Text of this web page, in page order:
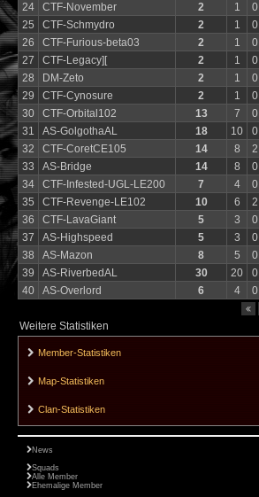
24
CTF-November 2 1 0
25
CTF-Schmydro 2 1 0
26
CTF-Furious-beta03 2 1 0
27
CTF-Legacy][ 2 1 0
28
DM-Zeto 2 1 0
29
CTF-Cynosure 2 1 0
30
CTF-Orbital102 13 7 0
31
AS-GolgothaAL 18 10 0
32
CTF-CoretCE105 14 8 2
33
AS-Bridge 14 8 0
34
CTF-Infested-UGL-LE200 7 4 0
35
CTF-Revenge-LE102 10 6 2
36
CTF-LavaGiant 5 3 0
37
AS-Highspeed 5 3 0
38
AS-Mazon 8 5 0
39
AS-RiverbedAL 30 20 0
40
AS-Overlord 6 4 0
Weitere Statistiken
Member-Statistiken
Map-Statistiken
Clan-Statistiken
News
Squads
Alle Member
Ehemalige Member